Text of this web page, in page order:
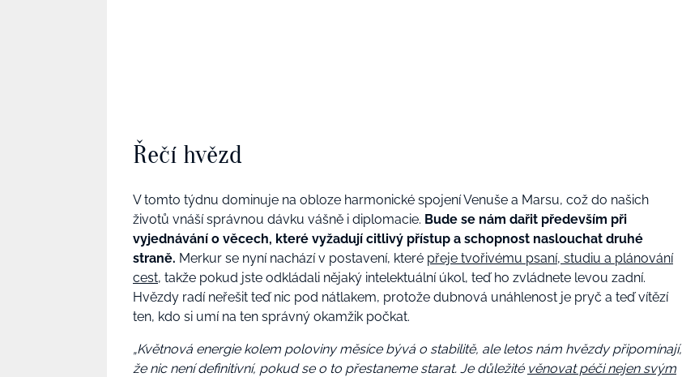
Řečí hvězd
V tomto týdnu dominuje na obloze harmonické spojení Venuše a Marsu, což do našich
životů vnáší správnou dávku vášně i diplomacie. Bude se nám dařit především při
vyjednávání o věcech, které vyžadují citlivý přístup a schopnost naslouchat druhé
straně. Merkur se nyní nachází v postavení, které přeje tvořivému psaní, studiu a plánování
cest, takže pokud jste odkládali nějaký intelektuální úkol, teď ho zvládnete levou zadní.
Hvězdy radí neřešit teď nic pod nátlakem, protože dubnová unáhlenost je pryč a teď vítězí
ten, kdo si umí na ten správný okamžik počkat.
„Květnová energie kolem poloviny měsíce bývá o stabilitě, ale letos nám hvězdy připomínají,
že nic není definitivní, pokud se o to přestaneme starat. Je důležité věnovat péči nejen svým